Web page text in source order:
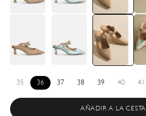
35 36 37 38 39 40 41
AÑADIR A LA CESTA